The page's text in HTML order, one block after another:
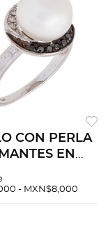
CON PERLA
EN
- MXN$8,000